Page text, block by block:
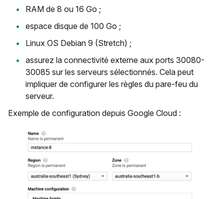
RAM de 8 ou 16 Go ;
espace disque de 100 Go ;
Linux OS Debian 9 (Stretch) ;
assurez la connectivité externe aux ports 30080-
30085 sur les serveurs sélectionnés. Cela peut
impliquer de configurer les règles du pare-feu du
serveur.
Exemple de configuration depuis Google Cloud :